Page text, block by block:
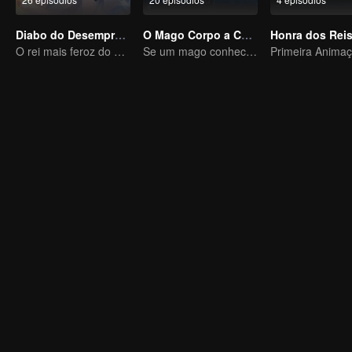
Diabo do Desemprego
O rei mais feroz do mundo demoníaco
O Mago Corpo a Corpo
Se um mago conhece Kung Fu, ninguém pode detê-lo